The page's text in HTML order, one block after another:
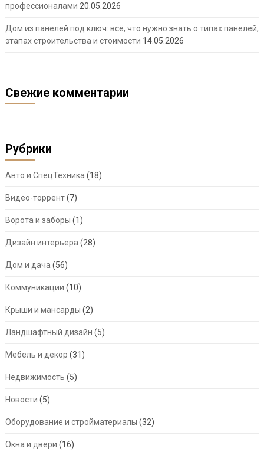
профессионалами 20.05.2026
Дом из панелей под ключ: всё, что нужно знать о типах панелей,
этапах строительства и стоимости 14.05.2026
Свежие комментарии
Рубрики
Авто и СпецТехника (18)
Видео-торрент(7)
Ворота и заборы (1)
Дизайн интерьера (28)
Дом и дача (56)
Коммуникации (10)
Крыши и мансарды (2)
Ландшафтный дизайн (5)
Мебель и декор (31)
Недвижимость (5)
Новости (5)
Оборудование и стройматериалы (32)
Окна и двери (16)